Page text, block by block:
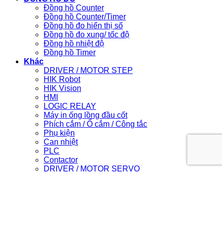
Đồng hồ Counter
Đồng hồ Counter/Timer
Đồng hồ đo hiển thị số
Đồng hồ đo xung/ tốc độ
Đồng hồ nhiệt độ
Đồng hồ Timer
Khác
DRIVER / MOTOR STEP
HIK Robot
HIK Vision
HMI
LOGIC RELAY
Máy in ống lồng đầu cốt
Phích cắm / Ổ cắm / Công tắc
Phụ kiện
Can nhiệt
PLC
Contactor
DRIVER / MOTOR SERVO